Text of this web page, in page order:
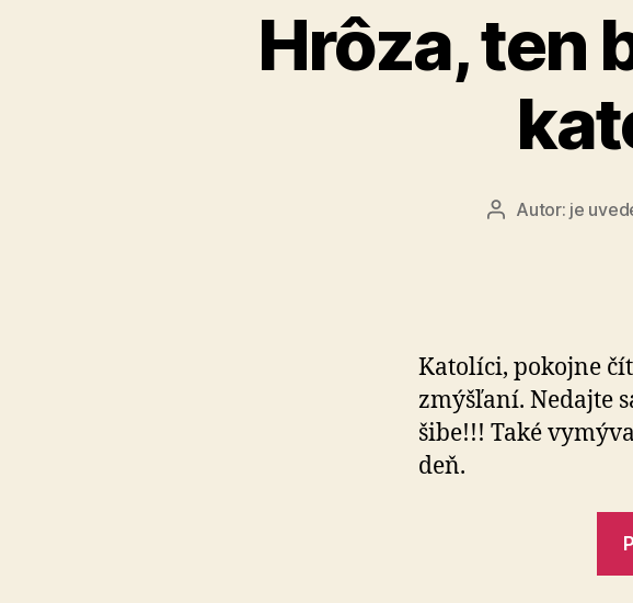
Hrôza, ten
AutorAutor: je
Katolíci, pokojne
zmýšľaní. Nedajte
šibe!!! Také
deň.